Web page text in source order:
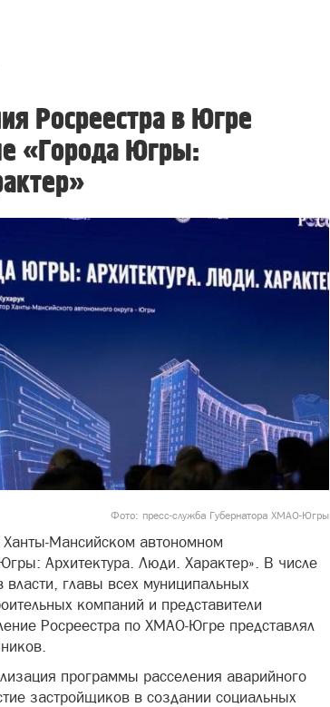
Росреестра в Югре
«Города Югры:
Фото: пресс-служба Губернатора ХМАО-Югры
автономном
Архитектура. Люди. Характер». В числе
власти, главы всех муниципальных
компаний и представители
Росреестра по ХМАО‑Югре представлял
программы расселения аварийного
застройщиков в создании социальных